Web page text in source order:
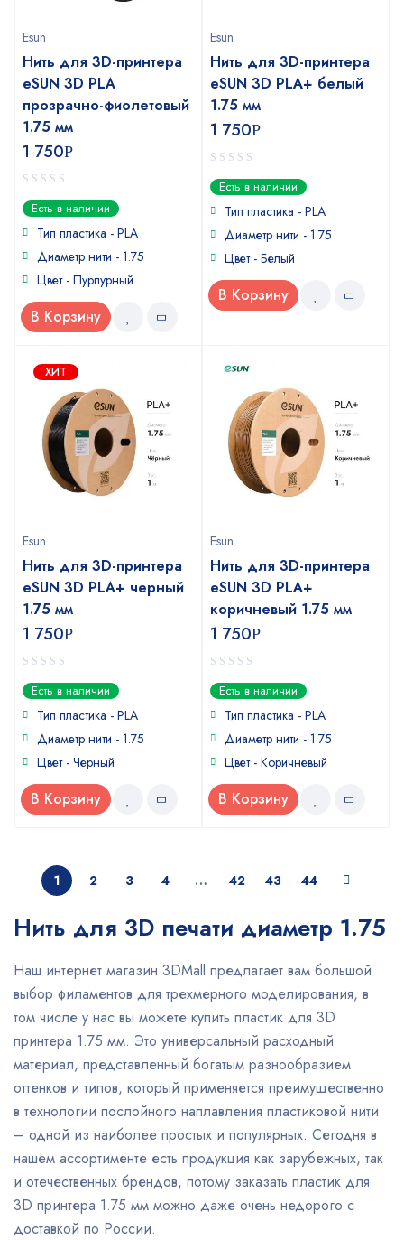
Esun
Нить для 3D-принтера
eSUN 3D PLA
прозрачно-фиолетовый
1.75 мм
1 750Р
0
out
of
Есть в наличии
Тип пластика - PLA
Диаметр нити - 1.75
Цвет - Пурпурный
В Корзину
Esun
Нить для 3D-принтера
eSUN 3D PLA+ белый
1.75 мм
1 750Р
0
out
of
Есть в наличии
Тип пластика - PLA
Диаметр нити - 1.75
Цвет - Белый
В Корзину
ХИТ
Esun
Нить для 3D-принтера
eSUN 3D PLA+ черный
1.75 мм
1 750Р
0
out
of
Есть в наличии
Тип пластика - PLA
Диаметр нити - 1.75
Цвет - Черный
В Корзину
Esun
Нить для 3D-принтера
eSUN 3D PLA+
коричневый 1.75 мм
1 750Р
0
out
of
Есть в наличии
Тип пластика - PLA
Диаметр нити - 1.75
Цвет - Коричневый
В Корзину
1 2 3 4 … 42 43 44
Нить для 3D печати диаметр 1.75
Наш интернет магазин 3DMall предлагает вам большой
выбор филаментов для трехмерного моделирования, в
том числе у нас вы можете купить пластик для 3D
принтера 1.75 мм. Это универсальный расходный
материал, представленный богатым разнообразием
оттенков и типов, который применяется преимущественно
в технологии послойного наплавления пластиковой нити
– одной из наиболее простых и популярных. Сегодня в
нашем ассортименте есть продукция как зарубежных, так
и отечественных брендов, потому заказать пластик для
3D принтера 1.75 мм можно даже очень недорого с
доставкой по России.